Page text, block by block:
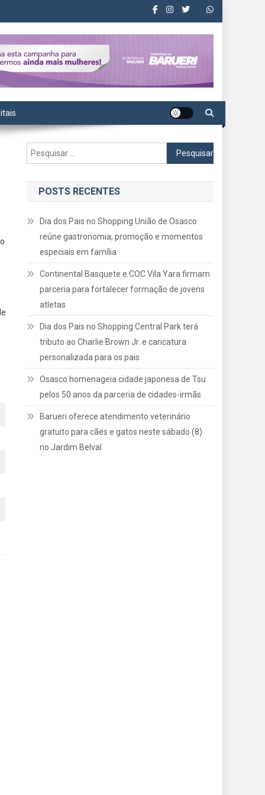
Pesquisar
por:
POSTS RECENTES
Dia dos Pais no Shopping União de Osasco
reúne gastronomia, promoção e momentos
especiais em família
Continental Basquete e COC Vila Yara firmam
parceria para fortalecer formação de jovens
atletas
Dia dos Pais no Shopping Central Park terá
tributo ao Charlie Brown Jr. e caricatura
personalizada para os pais
Osasco homenageia cidade japonesa de Tsu
pelos 50 anos da parceria de cidades-irmãs
Barueri oferece atendimento veterinário
gratuito para cães e gatos neste sábado (8)
no Jardim Belval